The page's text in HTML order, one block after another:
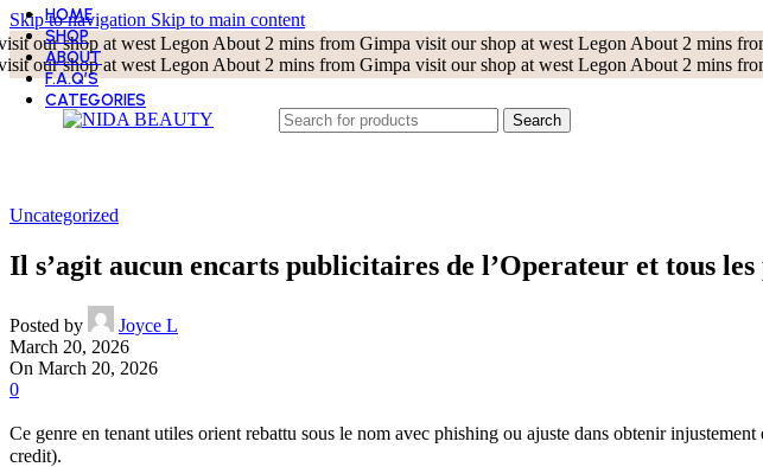
Skip to navigation Skip to main content
our shop at west Legon About 2 mins from Gimpa visit our shop at west Legon About 2 mins
our shop at west Legon About 2 mins from Gimpa visit our shop at west Legon About 2 mins
Search
HOME
SHOP
ABOUT
F.A.Q’S
CATEGORIES
BEST SELLER
LIP CARE
MOISTURIZERS
SUN CARE
TONERS
TREATMENT AND SERUMS
Uncategorized
Il s’agit aucun encarts publicitaires de l’Operateur et tous
Posted by
Joyce L
March 20, 2026
On March 20, 2026
0
Ce genre en tenant utiles orient rebattu sous le nom avec phishing ou ajuste dans obtenir
credit).